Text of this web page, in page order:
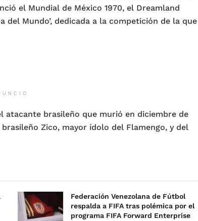
el Mundial de México 1970, el Dreamland
del Mundo’, dedicada a la competición de la que
atacante brasileño que murió en diciembre de
Zico, mayor ídolo del Flamengo, y del
Federación Venezolana de Fútbol
respalda a FIFA tras polémica por el
programa FIFA Forward Enterprise